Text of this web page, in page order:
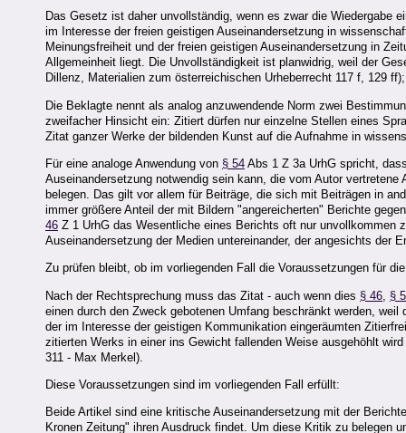
Das Gesetz ist daher unvollständig, wenn es zwar die Wiedergabe
im Interesse der freien geistigen Auseinandersetzung in
Meinungsfreiheit und der freien geistigen Auseinandersetzung in
Allgemeinheit liegt. Die Unvollständigkeit ist planwidrig, weil der
Dillenz, Materialien zum österreichischen Urheberrecht 117 f, 129
Die Beklagte nennt als analog anzuwendende Norm zwei
zweifacher Hinsicht ein: Zitiert dürfen nur einzelne Stellen eines
Zitat ganzer Werke der bildenden Kunst auf die Aufnahme in
Für eine analoge Anwendung von § 54 Abs 1 Z 3a UrhG spricht,
Auseinandersetzung notwendig sein kann, die vom Autor
belegen. Das gilt vor allem für Beiträge, die sich mit Beiträgen in
immer größere Anteil der mit Bildern "angereicherten" Berichte
46 Z 1 UrhG das Wesentliche eines Berichts oft nur unvollkommen
Auseinandersetzung der Medien untereinander, der angesichts
Zu prüfen bleibt, ob im vorliegenden Fall die Voraussetzungen für
Nach der Rechtsprechung muss das Zitat - auch wenn dies § 46 §
einen durch den Zweck gebotenen Umfang beschränkt werden,
der im Interesse der geistigen Kommunikation eingeräumten
zitierten Werks in einer ins Gewicht fallenden Weise ausgehöhlt
311 - Max Merkel).
Diese Voraussetzungen sind im vorliegenden Fall erfüllt:
Beide Artikel sind eine kritische Auseinandersetzung mit der
Kronen Zeitung" ihren Ausdruck findet. Um diese Kritik zu belegen